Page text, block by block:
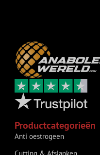
Productcategorieën
Anti oestrogeen